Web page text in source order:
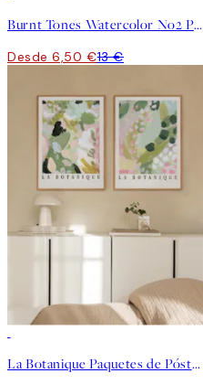
Burnt Tones Watercolor No2 Poster
Desde 6,50 €13 €
La Botanique Paquetes de Pósters